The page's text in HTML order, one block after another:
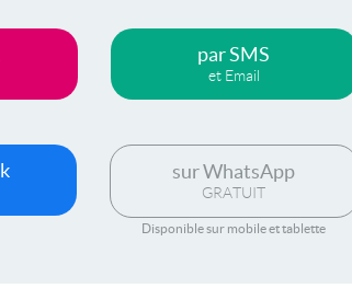
par SMS
et Email
sur WhatsApp
GRATUIT
Disponible sur mobile et tablette